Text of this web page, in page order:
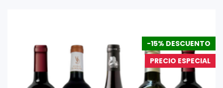
-15% DESCUENTO
PRECIO ESPECIAL